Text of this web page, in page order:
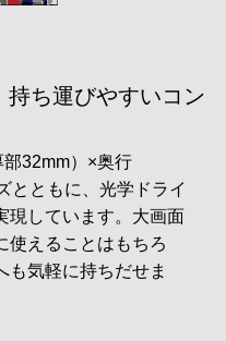
ち運びやすいコン
32mm）×奥行
とともに、光学ドライ
現しています。大画面
使えることはもちろ
も気軽に持ちだせま